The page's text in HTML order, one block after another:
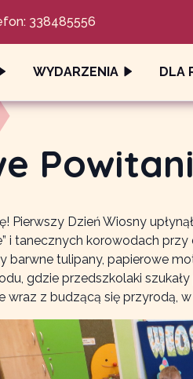
338485556
WYDARZENIA DLA
Pierwszy Dzień Wiosny
i tanecznych korowodach
tulipany, papierowe
gdzie przedszkolaki
wraz z budzącą się przyrodą,